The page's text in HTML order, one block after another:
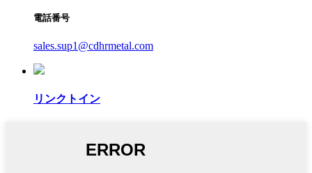
電話番号
sales.sup1@cdhrmetal.com
リンクトイン